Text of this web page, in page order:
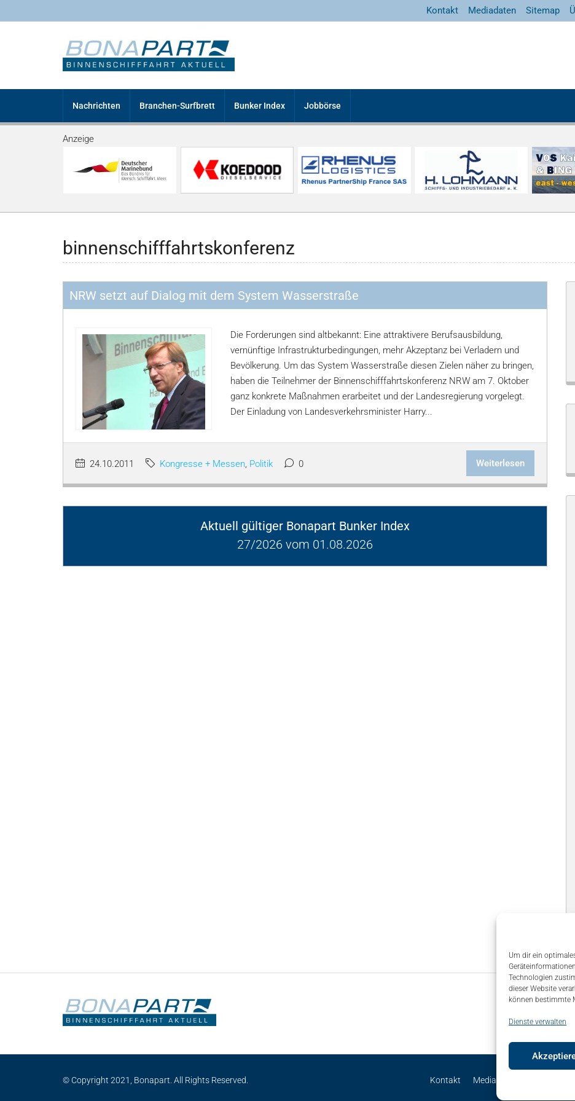
Um dir ein
Technologien
dieser Website
können bestimmte
Dienste verwalten
Kontakt Mediadaten Sitemap
Nachrichten Branchen-Surfbrett Bunker Index Jobbörse
Anzeige
binnenschifffahrtskonferenz
NRW setzt auf Dialog mit dem System Wasserstraße
Die Forderungen sind altbekannt: Eine attraktivere Berufsausbildung,
vernünftige Infrastrukturbedingungen, mehr Akzeptanz bei Verladern und
Bevölkerung. Um das System Wasserstraße diesen Zielen näher zu bringen,
haben die Teilnehmer der Binnenschifffahrtskonferenz NRW am 7. Oktober
ganz konkrete Maßnahmen erarbeitet und der Landesregierung vorgelegt.
Der Einladung von Landesverkehrsminister Harry...
24.10.2011 Kongresse + Messen, Politik 0 Weiterlesen
Aktuell gültiger Bonapart Bunker Index
27/2026 vom 01.08.2026
© Copyright 2021, Bonapart. All Rights Reserved. Kontakt Mediadaten